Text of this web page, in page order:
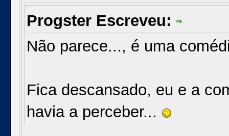
Progster Escreveu:
Não parece..., é uma
Fica descansado, eu e a
havia a perceber...